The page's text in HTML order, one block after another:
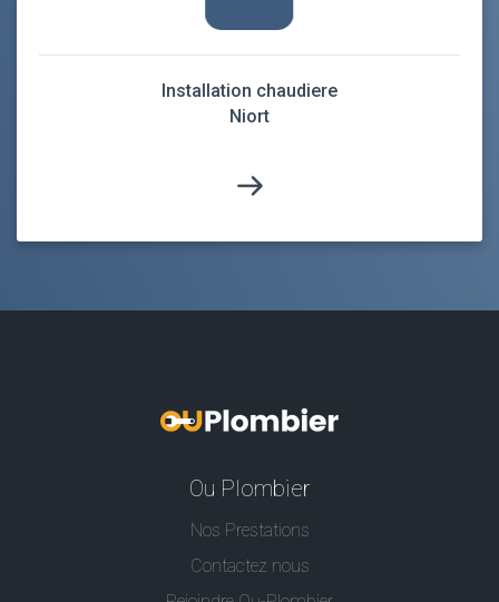
Installation chaudiere
Niort
Ou Plombier
Nos Prestations
Contactez nous